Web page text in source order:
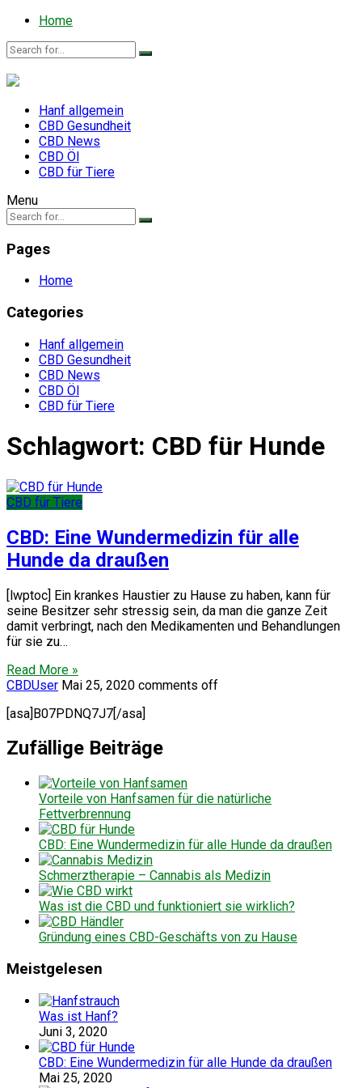
Home
Hanf allgemein
CBD Gesundheit
CBD News
CBD Öl
CBD für Tiere
Menu
Pages
Home
Categories
Hanf allgemein
CBD Gesundheit
CBD News
CBD Öl
CBD für Tiere
Schlagwort: CBD für Hunde
CBD für Tiere
CBD: Eine Wundermedizin für alle
Hunde da draußen
[lwptoc] Ein krankes Haustier zu Hause zu haben, kann für
seine Besitzer sehr stressig sein, da man die ganze Zeit
damit verbringt, nach den Medikamenten und Behandlungen
für sie zu…
Read More »
CBDUser Mai 25, 2020 comments off
[asa]B07PDNQ7J7[/asa]
Zufällige Beiträge
Vorteile von Hanfsamen für die natürliche
Fettverbrennung
CBD: Eine Wundermedizin für alle Hunde da draußen
Schmerztherapie – Cannabis als Medizin
Was ist die CBD und funktioniert sie wirklich?
Gründung eines CBD-Geschäfts von zu Hause
Meistgelesen
Was ist Hanf?
Juni 3, 2020
CBD: Eine Wundermedizin für alle Hunde da draußen
Mai 25, 2020